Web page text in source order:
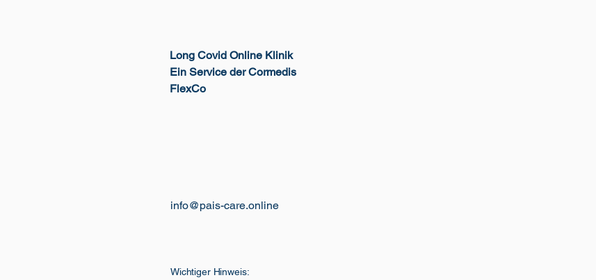
Long Covid Online Klinik
Ein Service der Cormedis
FlexCo
Wichtiger Hinweis:
info@pais-care.online